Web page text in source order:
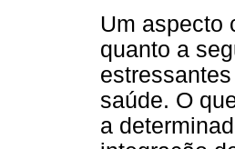
Um aspecto
quanto a
saúde. O
a